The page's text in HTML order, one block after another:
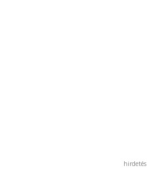
hirdetés